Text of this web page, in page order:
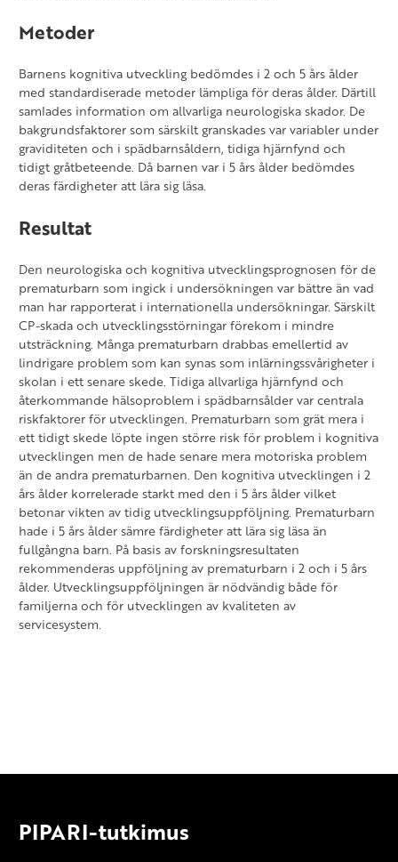
Metoder
Barnens kognitiva utveckling bedömdes i 2 och 5 års ålder
med standardiserade metoder lämpliga för deras ålder. Därtill
samlades information om allvarliga neurologiska skador. De
bakgrundsfaktorer som särskilt granskades var variabler under
graviditeten och i spädbarnsåldern, tidiga hjärnfynd och
tidigt gråtbeteende. Då barnen var i 5 års ålder bedömdes
deras färdigheter att lära sig läsa.
Resultat
Den neurologiska och kognitiva utvecklingsprognosen för de
prematurbarn som ingick i undersökningen var bättre än vad
man har rapporterat i internationella undersökningar. Särskilt
CP-skada och utvecklingsstörningar förekom i mindre
utsträckning. Många prematurbarn drabbas emellertid av
lindrigare problem som kan synas som inlärningssvårigheter i
skolan i ett senare skede. Tidiga allvarliga hjärnfynd och
återkommande hälsoproblem i spädbarnsålder var centrala
riskfaktorer för utvecklingen. Prematurbarn som grät mera i
ett tidigt skede löpte ingen större risk för problem i kognitiva
utvecklingen men de hade senare mera motoriska problem
än de andra prematurbarnen. Den kognitiva utvecklingen i 2
års ålder korrelerade starkt med den i 5 års ålder vilket
betonar vikten av tidig utvecklingsuppföljning. Prematurbarn
hade i 5 års ålder sämre färdigheter att lära sig läsa än
fullgångna barn. På basis av forskningsresultaten
rekommenderas uppföljning av prematurbarn i 2 och i 5 års
ålder. Utvecklingsuppföljningen är nödvändig både för
familjerna och för utvecklingen av kvaliteten av
servicesystem.
PIPARI-tutkimus